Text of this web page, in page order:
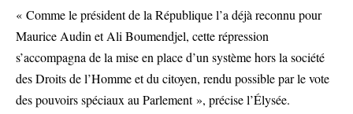
« Comme le président de la République l’a déjà reconnu pour
Maurice Audin et Ali Boumendjel, cette répression
s’accompagna de la mise en place d’un système hors la société
des Droits de l’Homme et du citoyen, rendu possible par le vote
des pouvoirs spéciaux au Parlement », précise l’Élysée.